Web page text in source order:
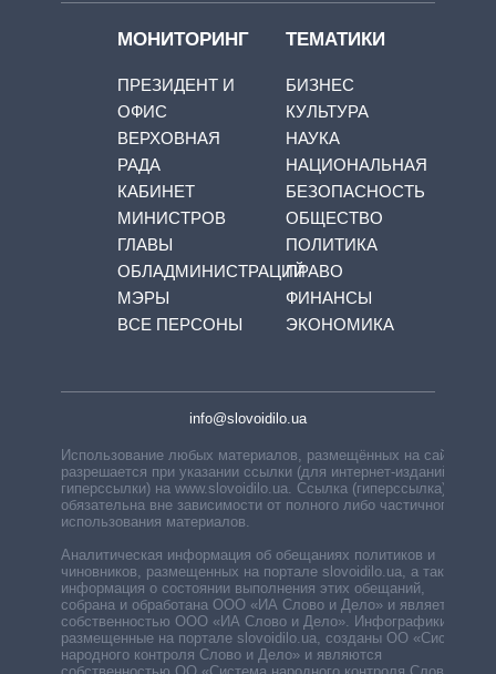
МОНИТОРИНГ
ПРЕЗИДЕНТ И
ОФИС
ВЕРХОВНАЯ
РАДА
КАБИНЕТ
МИНИСТРОВ
ГЛАВЫ
ОБЛАДМИНИСТРАЦИЙ
МЭРЫ
ВСЕ ПЕРСОНЫ
ТЕМАТИКИ
БИЗНЕС
КУЛЬТУРА
НАУКА
НАЦИОНАЛЬНАЯ
БЕЗОПАСНОСТЬ
ОБЩЕСТВО
ПОЛИТИКА
ПРАВО
ФИНАНСЫ
ЭКОНОМИКА
info@slovoidilo.ua
Использование любых материалов, размещённых на сайте,
разрешается при указании ссылки (для интернет-изданий —
гиперссылки) на www.slovoidilo.ua. Ссылка (гиперссылка)
обязательна вне зависимости от полного либо частичного
использования материалов.
Аналитическая информация об обещаниях политиков и
чиновников, размещенных на портале slovoidilo.ua, а также
информация о состоянии выполнения этих обещаний,
собрана и обработана ООО «ИА Слово и Дело» и является
собственностью ООО «ИА Слово и Дело». Инфографики,
размещенные на портале slovoidilo.ua, созданы ОО «Система
народного контроля Слово и Дело» и являются